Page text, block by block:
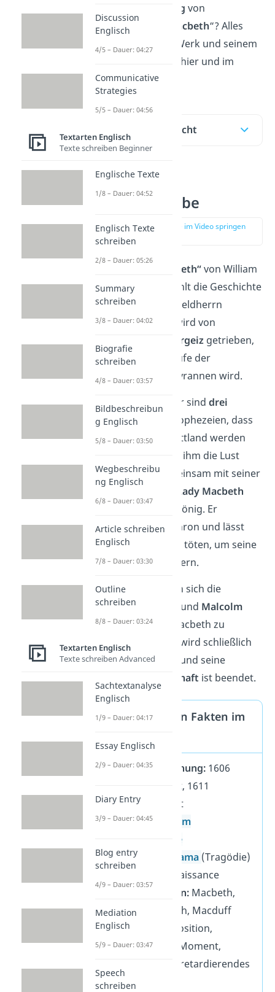
Zusammenfassung von
Shakespeares „
Macbeth“? Alles
Wichtige zu dem Werk und seinem
Inhalt erfährst du hier und im
Video!
Inhaltsübersicht
Macbeth —
Inhaltsangabe
zur Stelle im Video springen
„Macbeth“von William
Shakespeare erzählt die Geschichte
des schottischen Feldherrn
Macbeth. Dieser wird von
Ehrgeiz getrieben,
wodurch er im Laufe der
Geschichte zum Tyrannen wird.
Der Auslöser dafür sinddrei
Hexen, die ihm prophezeien, dass
er König von Schottland werden
wird. Das weckt in ihm die Lust
nach Macht. Gemeinsam mit seiner
ehrgeizigen Frau
Lady Macbeth
ermordet er den König. Er
übernimmt den Thron und lässt
weitere Menschen töten, um seine
Herrschaft zu sichern.
Am Ende schließen sich die
Adeligen
und Malcolm
zusammen, um Macbeth zu
stürzen. Macbeth wird schließlich
im Kampf getötet und seine
Schreckensherrschaft ist beendet.
Die wichtigsten Fakten im
Veröffentlichung: 1606
fertiggestellt, 1611
uraufgeführt
Autor:
William
Shakespeare
Gattung:
Drama (Tragödie)
Renaissance
Hauptfiguren: Macbeth,
Lady Macbeth, Macduff
Aufbau:
Exposition,
erregendes Moment,
Höhepunkt, retardierendes
Moment,
Discussion
Englisch
4/5 – Dauer: 04:27
Communicative
Strategies
5/5 – Dauer: 04:56
Textarten Englisch
Texte schreiben Beginner
Englische Texte
1/8 – Dauer: 04:52
Englisch Texte
schreiben
2/8 – Dauer: 05:26
Summary
schreiben
3/8 – Dauer: 04:02
Biografie
schreiben
4/8 – Dauer: 03:57
Bildbeschreibun
g Englisch
5/8 – Dauer: 03:50
Wegbeschreibu
ng Englisch
6/8 – Dauer: 03:47
Article schreiben
Englisch
7/8 – Dauer: 03:30
Outline
schreiben
8/8 – Dauer: 03:24
Textarten Englisch
Texte schreiben Advanced
Sachtextanalyse
Englisch
1/9 – Dauer: 04:17
Essay Englisch
2/9 – Dauer: 04:35
Diary Entry
3/9 – Dauer: 04:45
Blog entry
schreiben
4/9 – Dauer: 03:57
Mediation
Englisch
5/9 – Dauer: 03:47
Speech
schreiben